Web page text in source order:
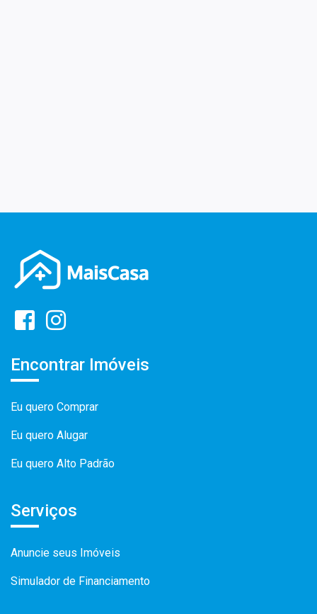
Encontrar Imóveis
Eu quero Comprar
Eu quero Alugar
Eu quero Alto Padrão
Serviços
Anuncie seus Imóveis
Simulador de Financiamento